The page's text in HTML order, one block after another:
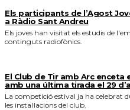
Els participants de l’Agost
a Ràdio Sant Andreu
Els joves han visitat els estudis de
continguts radiofònics.
El Club de Tir amb Arc
amb una última tirada el 29
La competició estival ja ha celebrat
les instal·lacions del club.